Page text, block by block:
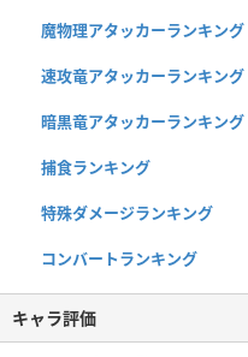
魔物理アタッカーランキング
速攻竜アタッカーランキング
暗黒竜アタッカーランキング
捕食ランキング
特殊ダメージランキング
コンバートランキング
キャラ評価